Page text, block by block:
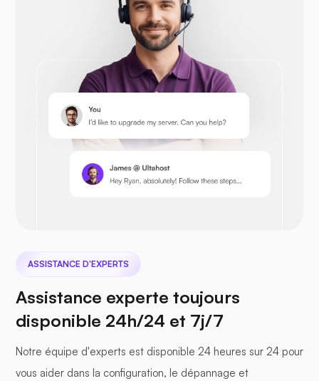
Opencart
Prestashop
Seafile
ASSISTANCE D'EXPERTS
Assistance experte toujours
disponible 24h/24 et 7j/7
Notre équipe d'experts est disponible 24 heures sur 24 pour
vous aider dans la configuration, le dépannage et